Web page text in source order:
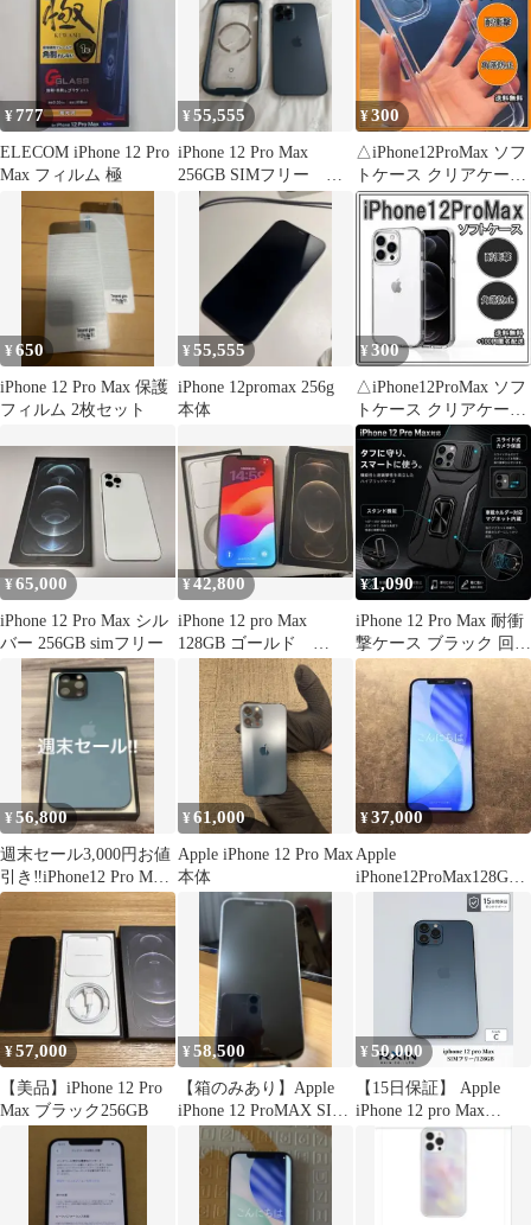
¥ 777
ELECOM iPhone 12 Pro
Max フィルム 極
¥55,555
iPhone 12 Pro Max
256GB SIMフリー パ
シフィックブルー
¥300
△iPhone12ProMax ソフ
トケース クリアケース
レンズ保護 2
¥650
iPhone 12 Pro Max 保護
フィルム 2枚セット
¥55,555
iPhone 12promax 256g
本体
¥300
△iPhone12ProMax ソフ
トケース クリアケース
レンズ保護
¥65,000
iPhone 12 Pro Max シル
バー 256GB simフリー
¥42,800
iPhone 12 pro Max
128GB ゴールド
K2172
¥1,090
iPhone 12 Pro Max 耐衝
撃ケース ブラック 回転
スタンド付
¥56,800
週末セール3,000円お値
引き‼️iPhone12 Pro Max
512GB美品
¥61,000
Apple iPhone 12 Pro Max
本体
¥37,000
Apple
iPhone12ProMax128G本
体【背面割れ・動作異
常なし】
¥57,000
【美品】iPhone 12 Pro
Max ブラック256GB
¥58,500
【箱のみあり】Apple
iPhone 12 ProMAX SIM
フリー
¥50,000
【15日保証】 Apple
iPhone 12 pro Max
128GB SIMフリー
A2410 バッテリー良